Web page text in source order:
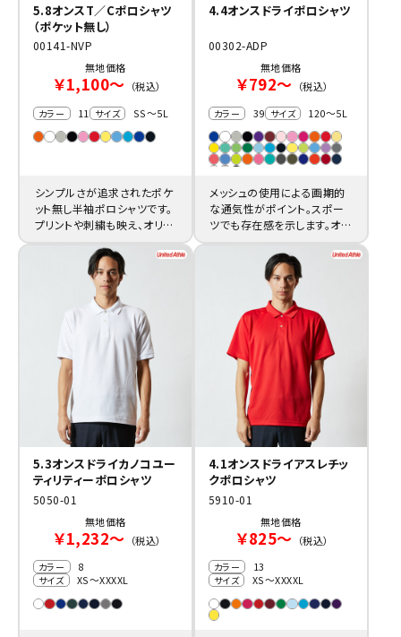
5.8オンスT／Cポロシャツ
（ポケット無し）
00141-NVP
無地価格
￥1,100～ （税込）
カラー 11 サイズ SS～5L
シンプルさが追求されたポケ
ット無し半袖ポロシャツです。
プリントや刺繍も映え、オリジ
4.4オンスドライポロシャツ
00302-ADP
無地価格
￥792～ （税込）
カラー 39 サイズ 120～5L
メッシュの使用による画期的
な通気性がポイント。スポー
ツでも存在感を示します。オリ
5.3オンスドライカノコユー
ティリティーポロシャツ
5050-01
無地価格
￥1,232～ （税込）
カラー 8
サイズ XS～XXXXL
4.1オンスドライアスレチッ
クポロシャツ
5910-01
無地価格
￥825～ （税込）
カラー 13
サイズ XS～XXXXL